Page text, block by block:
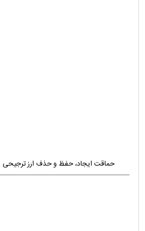
حماقت ایجاد، حفظ و حذف ارز ترجیحی